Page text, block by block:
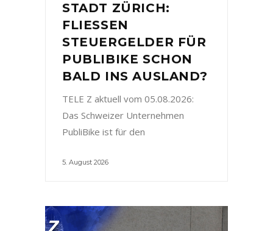
STADT ZÜRICH:
FLIESSEN
STEUERGELDER FÜR
PUBLIBIKE SCHON
BALD INS AUSLAND?
TELE Z aktuell vom 05.08.2026:
Das Schweizer Unternehmen
PubliBike ist für den
5. August 2026